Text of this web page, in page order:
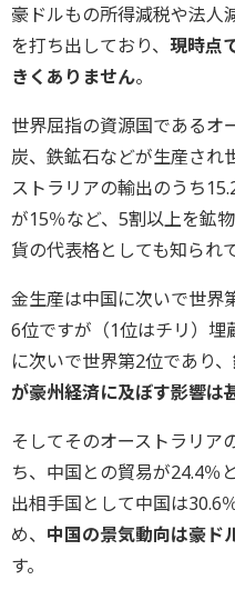
豪ドルもの所得減税や法人
を打ち出しており、 現時点
きくありません。
世界屈指の資源国であるオ
炭、鉄鉱石などが生産され
ストラリアの輸出のうち
が15％など、5割以上を鉱
貨の代表格としても知られ
金生産は中国に次いで世界
6位ですが（1位はチリ）埋
に次いで世界第2位であり、
が豪州経済に及ぼす影響は
そしてそのオーストラリア
ち、中国との貿易が24.4％
出相手国として中国は30.6
め、 中国の景気動向は豪ド
す。